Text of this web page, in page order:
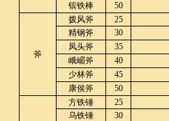
镔铁棒
50
斧
拨风斧 25
精钢斧
30
凤头斧
35
峨嵋斧
40
少林斧
45
康侯斧
50
方铁锤 25
乌铁锤
30